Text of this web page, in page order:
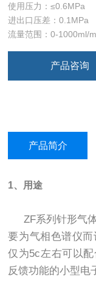
使用压力：≤0.6MPa
进出口压差：0.1MPa
流量范围：0-1000ml/
产品咨询
产品简介
1、用途
ZF系列针形气体
要为气相色谱仪
仅为5c左右可以
反馈功能的小型电